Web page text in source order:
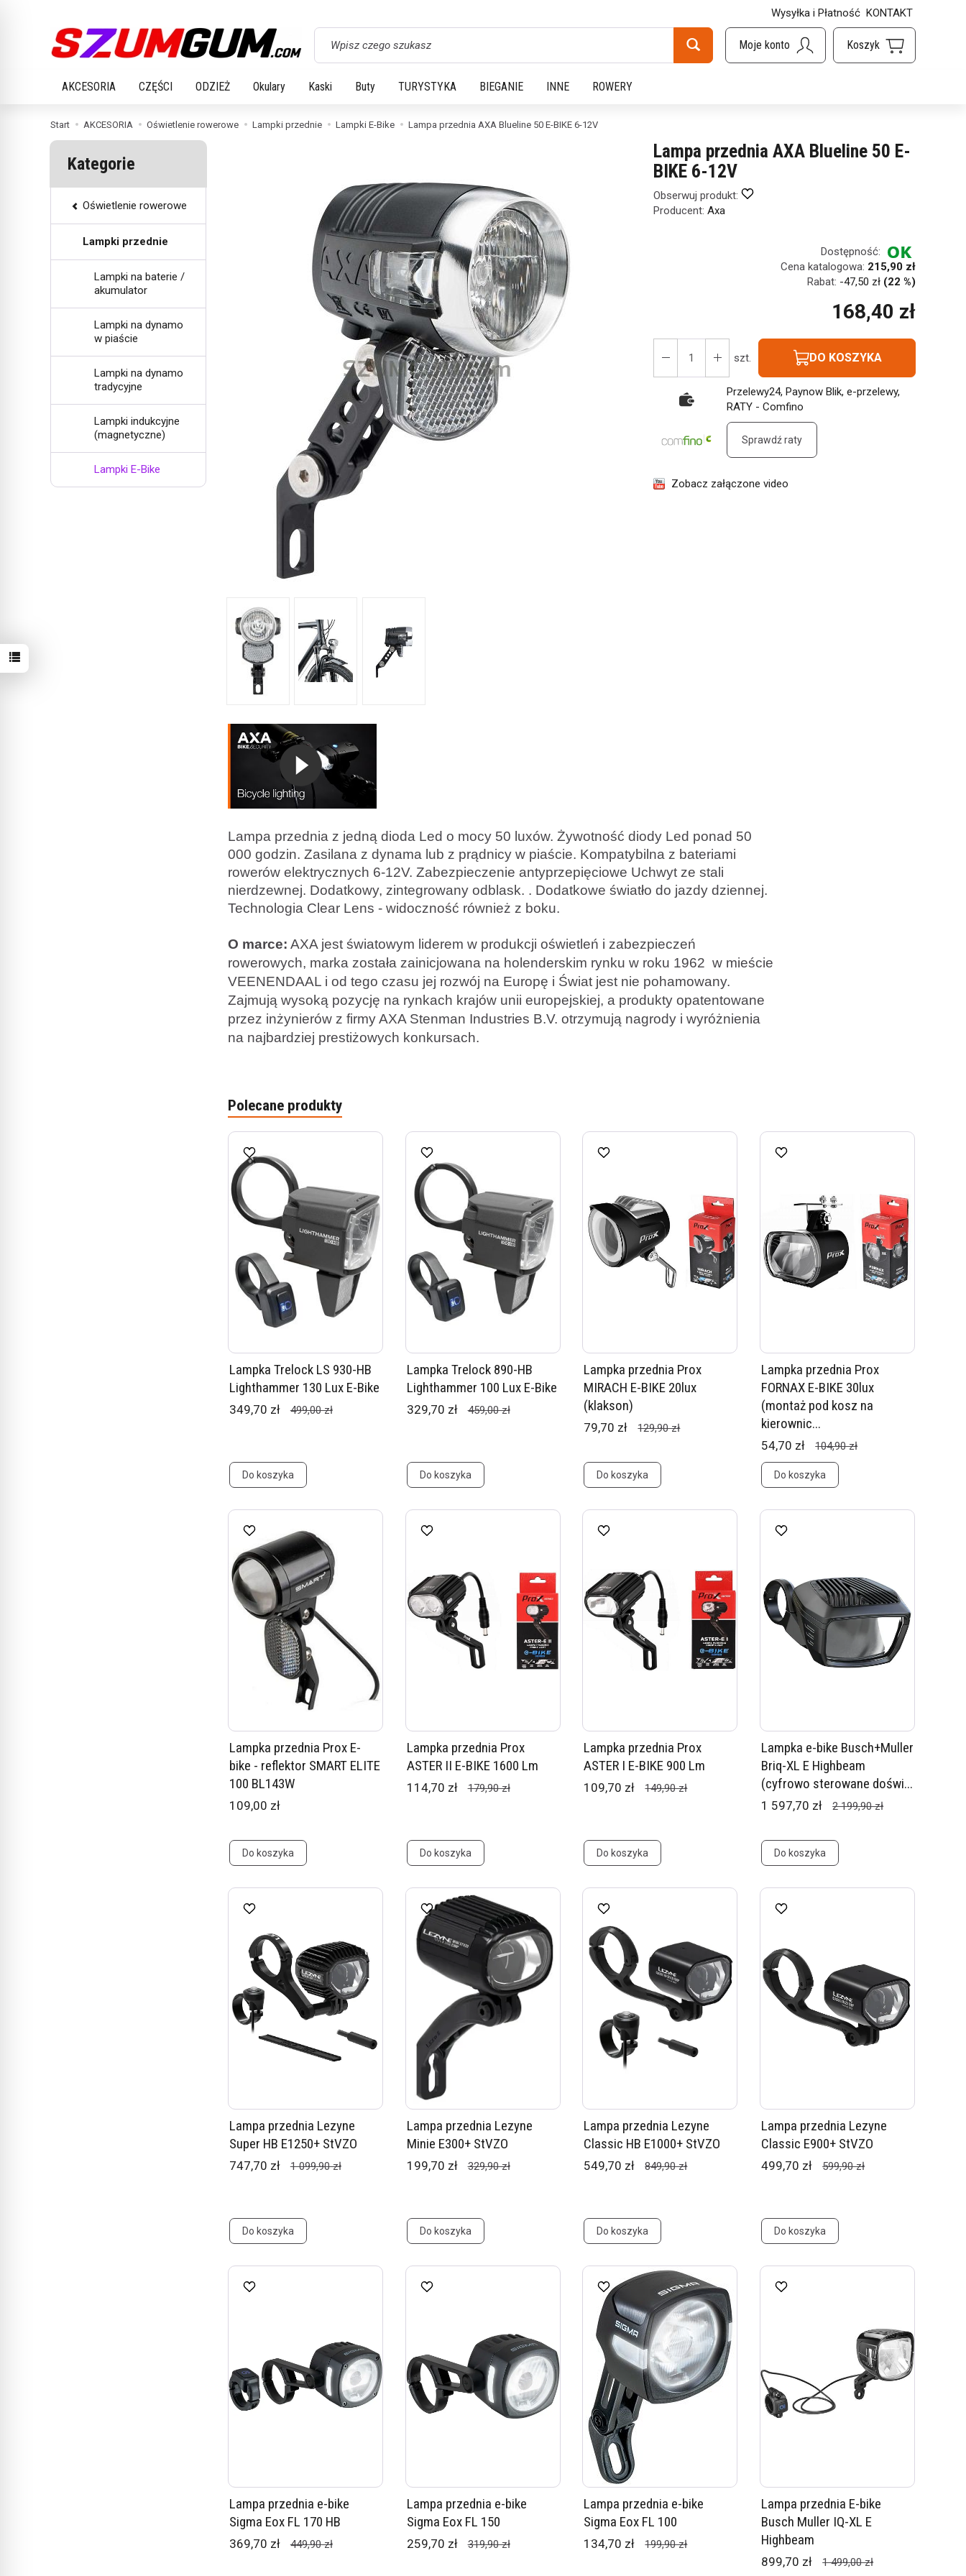
Wysyłka i Płatność KONTAKT
Wyszukaj
AKCESORIA CZĘŚCI ODZIEŻ Okulary Kaski Buty TURYSTYKA BIEGANIE INNE ROWERY
Start AKCESORIA Oświetlenie rowerowe Lampki przednie Lampki E-Bike Lampa przednia AXA Blueline 50 E-BIKE 6-12V
Lampa przednia AXA Blueline 50 E-
BIKE 6-12V
Obserwuj produkt:
Producent: Axa
Dostępność:
Cena katalogowa: 215,90 zł
Rabat: -47,50 zł (22 %)
168,40 zł
szt. DO KOSZYKA
Przelewy24, Paynow Blik, e-przelewy,
RATY - Comfino
Sprawdź raty
Zobacz załączone video
Lampa przednia z jedną dioda Led o mocy 50 luxów. Żywotność diody Led ponad 50
000 godzin. Zasilana z dynama lub z prądnicy w piaście. Kompatybilna z bateriami
rowerów elektrycznych 6-12V. Zabezpieczenie antyprzepięciowe Uchwyt ze stali
nierdzewnej. Dodatkowy, zintegrowany odblask. . Dodatkowe światło do jazdy dziennej.
Technologia Clear Lens - widoczność również z boku.
O marce: AXA jest światowym liderem w produkcji oświetleń i zabezpieczeń
rowerowych, marka została zainicjowana na holenderskim rynku w roku 1962 w mieście
VEENENDAAL i od tego czasu jej rozwój na Europę i Świat jest nie pohamowany.
Zajmują wysoką pozycję na rynkach krajów unii europejskiej, a produkty opatentowane
przez inżynierów z firmy AXA Stenman Industries B.V. otrzymują nagrody i wyróżnienia
na najbardziej prestiżowych konkursach.
Polecane produkty
Lampka Trelock LS 930-HB
Lighthammer 130 Lux E-Bike
349,70 zł 499,00 zł
Do koszyka
Lampka Trelock 890-HB
Lighthammer 100 Lux E-Bike
329,70 zł 459,00 zł
Do koszyka
Lampka przednia Prox
MIRACH E-BIKE 20lux
(klakson)
79,70 zł 129,90 zł
Do koszyka
Lampka przednia Prox
FORNAX E-BIKE 30lux
(montaż pod kosz na
kierownic...
54,70 zł 104,90 zł
Do koszyka
Lampka przednia Prox E-
bike - reflektor SMART ELITE
100 BL143W
109,00 zł
Do koszyka
Lampka przednia Prox
ASTER II E-BIKE 1600 Lm
114,70 zł 179,90 zł
Do koszyka
Lampka przednia Prox
ASTER I E-BIKE 900 Lm
109,70 zł 149,90 zł
Do koszyka
Lampka e-bike Busch+Muller
Briq-XL E Highbeam
(cyfrowo sterowane doświ...
1 597,70 zł 2 199,90 zł
Do koszyka
Lampa przednia Lezyne
Super HB E1250+ StVZO
747,70 zł 1 099,90 zł
Do koszyka
Lampa przednia Lezyne
Minie E300+ StVZO
199,70 zł 329,90 zł
Do koszyka
Lampa przednia Lezyne
Classic HB E1000+ StVZO
549,70 zł 849,90 zł
Do koszyka
Lampa przednia Lezyne
Classic E900+ StVZO
499,70 zł 599,90 zł
Do koszyka
Lampa przednia e-bike
Sigma Eox FL 170 HB
369,70 zł 449,90 zł
Lampa przednia e-bike
Sigma Eox FL 150
259,70 zł 319,90 zł
Lampa przednia e-bike
Sigma Eox FL 100
134,70 zł 199,90 zł
Lampa przednia E-bike
Busch Muller IQ-XL E
Highbeam
899,70 zł 1 499,00 zł
Kategorie
Oświetlenie rowerowe
Lampki przednie
Lampki na baterie /
akumulator
Lampki na dynamo
w piaście
Lampki na dynamo
tradycyjne
Lampki indukcyjne
(magnetyczne)
Lampki E-Bike